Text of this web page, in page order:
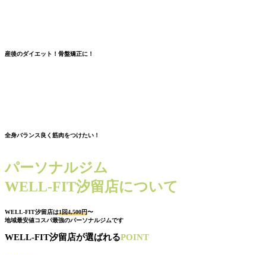
産後のダイエット！骨盤矯正に！
全身バランス良く筋肉をつけたい！
パーソナルジム
WELL-FIT汐留店について
WELL-FIT汐留店は1回4,500円〜
地域最安値コスパ最強のパーソナルジムです
WELL-FIT汐留店が選ばれるPOINT